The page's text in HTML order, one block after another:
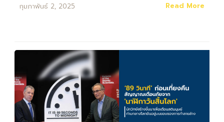
กุมภาพันธ์ 2, 2025 Read More